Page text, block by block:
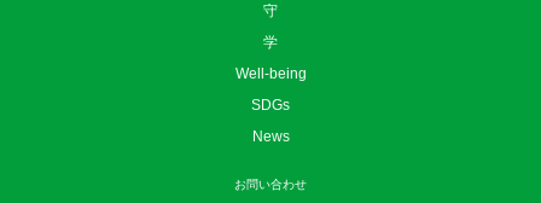
守
学
Well-being
SDGs
News
お問い合わせ